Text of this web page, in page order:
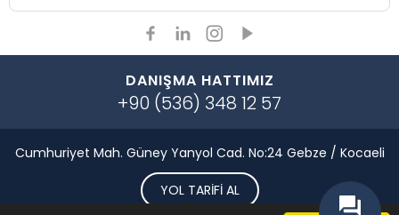
DANIŞMA HATTIMIZ
+90 (536) 348 12 57
Cumhuriyet Mah. Güney Yanyol Cad. No:24 Gebze / Kocaeli
YOL TARİFİ AL